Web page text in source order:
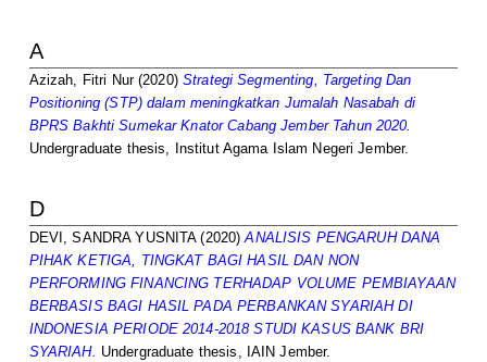
A
Azizah, Fitri Nur(2020)Strategi Segmenting, Targeting Dan
Positioning (STP) dalam meningkatkan Jumalah Nasabah di
BPRS Bakhti Sumekar Knator Cabang Jember Tahun 2020.
Undergraduate thesis, Institut Agama Islam Negeri Jember.
D
DEVI, SANDRA YUSNITA(2020)ANALISIS PENGARUH DANA
PIHAK KETIGA, TINGKAT BAGI HASIL DAN NON
PERFORMING FINANCING TERHADAP VOLUME PEMBIAYAAN
BERBASIS BAGI HASIL PADA PERBANKAN SYARIAH DI
INDONESIA PERIODE 2014-2018 STUDI KASUS BANK BRI
SYARIAH. Undergraduate thesis, IAIN Jember.